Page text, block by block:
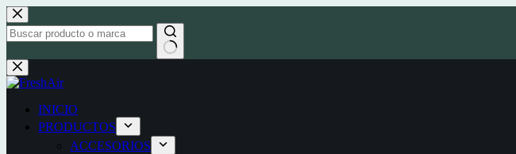
Saltar
al
contenido
Sin
resultados
INICIO
PRODUCTOS
ACCESORIOS